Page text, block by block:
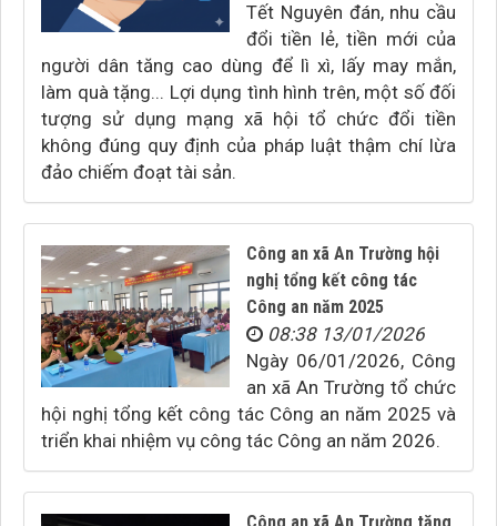
Tết Nguyên đán, nhu cầu
đổi tiền lẻ, tiền mới của
người dân tăng cao dùng để lì xì, lấy may mắn,
làm quà tặng... Lợi dụng tình hình trên, một số đối
tượng sử dụng mạng xã hội tổ chức đổi tiền
không đúng quy định của pháp luật thậm chí lừa
đảo chiếm đoạt tài sản.
Công an xã An Trường hội
nghị tổng kết công tác
Công an năm 2025
08:38 13/01/2026
Ngày 06/01/2026, Công
an xã An Trường tổ chức
hội nghị tổng kết công tác Công an năm 2025 và
triển khai nhiệm vụ công tác Công an năm 2026.